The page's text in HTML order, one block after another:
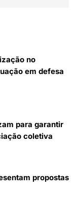
no
em defesa
para garantir
coletiva
propostas